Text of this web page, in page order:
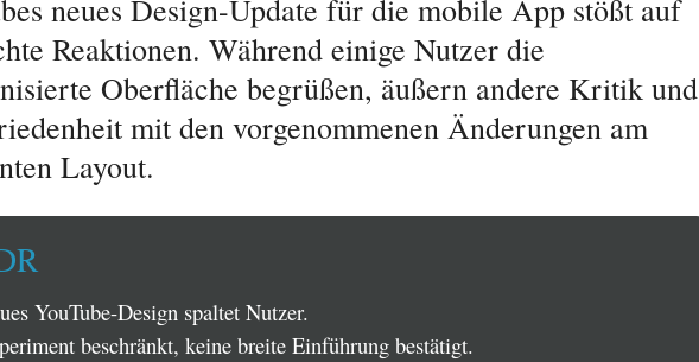
neues Design-Update für die mobile App stößt auf
Reaktionen. Während einige Nutzer die
Oberfläche begrüßen, äußern andere Kritik und
mit den vorgenommenen Änderungen am
Layout.
YouTube-Design spaltet Nutzer.
beschränkt, keine breite Einführung bestätigt.